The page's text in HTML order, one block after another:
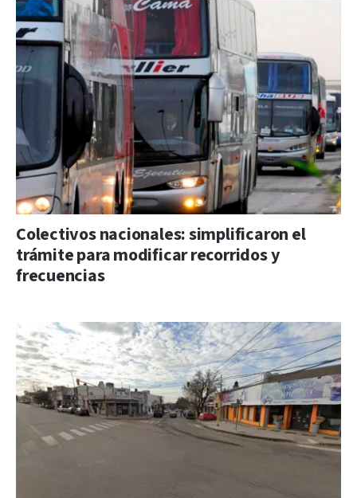
Colectivos nacionales: simplificaron el
trámite para modificar recorridos y
frecuencias